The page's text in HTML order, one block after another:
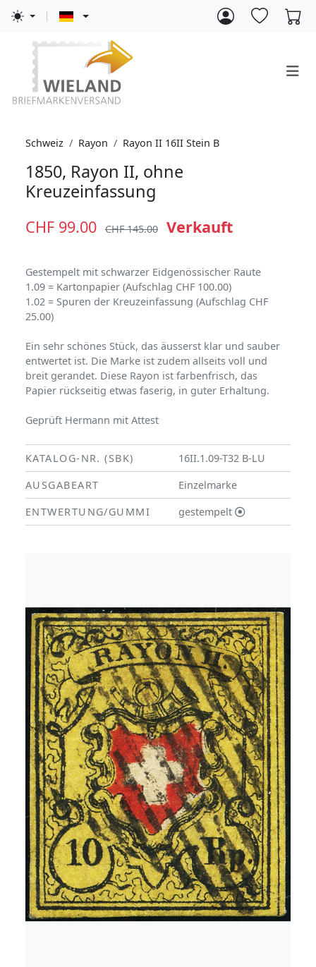
Schweiz Rayon Rayon II 16II Stein B
1850, Rayon II, ohne
Kreuzeinfassung
CHF 99.00 CHF 145.00 Verkauft
Gestempelt mit schwarzer Eidgenössischer Raute
1.09 = Kartonpapier (Aufschlag CHF 100.00)
1.02 = Spuren der Kreuzeinfassung (Aufschlag CHF
25.00)
Ein sehr schönes Stück, das äusserst klar und sauber
entwertet ist. Die Marke ist zudem allseits voll und
breit gerandet. Diese Rayon ist farbenfrisch, das
Papier rückseitig etwas faserig, in guter Erhaltung.
Geprüft Hermann mit Attest
KATALOG-NR. (SBK)
16II.1.09-T32 B-LU
AUSGABEART
Einzelmarke
ENTWERTUNG/GUMMI
gestempelt